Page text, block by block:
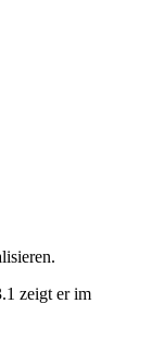
zeigt er im